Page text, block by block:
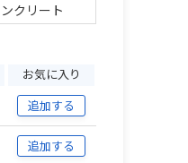
クリート
お気に入り
追加する
追加する